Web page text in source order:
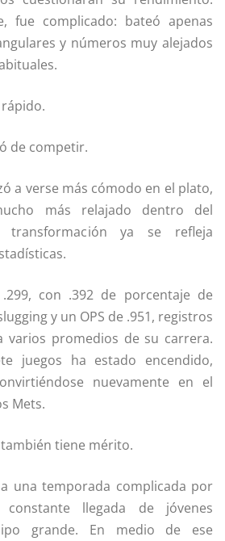
fue complicado: bateó apenas
y números muy alejados
de competir.
a verse más cómodo en el plato,
más relajado dentro del
transformación ya se refleja
con .392 de porcentaje de
y un OPS de .951, registros
varios promedios de su carrera.
juegos ha estado encendido,
nuevamente en el
Mets.
tiene mérito.
una temporada complicada por
llegada de jóvenes
grande. En medio de ese